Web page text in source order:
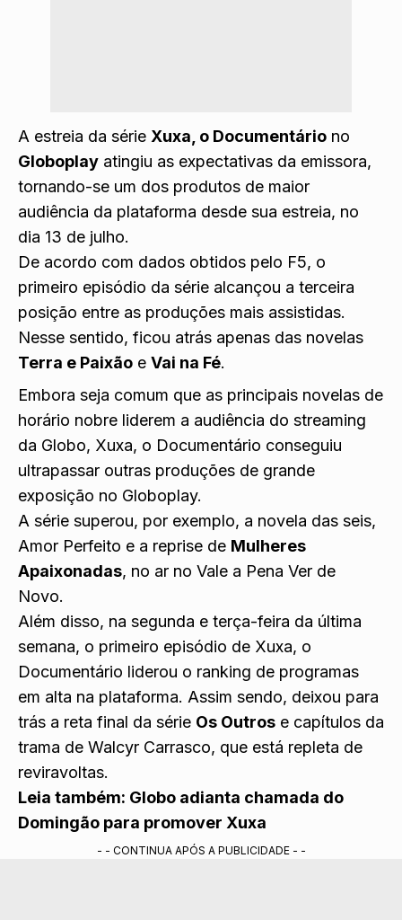
A estreia da série Xuxa, o Documentário no
Globoplay atingiu as expectativas da emissora,
tornando-se um dos produtos de maior
audiência da plataforma desde sua estreia, no
dia 13 de julho.
De acordo com dados obtidos pelo F5, o
primeiro episódio da série alcançou a terceira
posição entre as produções mais assistidas.
Nesse sentido, ficou atrás apenas das novelas
Terra e Paixão e Vai na Fé.
Embora seja comum que as principais novelas de
horário nobre liderem a audiência do streaming
da Globo, Xuxa, o Documentário conseguiu
ultrapassar outras produções de grande
exposição no Globoplay.
A série superou, por exemplo, a novela das seis,
Amor Perfeito e a reprise de Mulheres
Apaixonadas, no ar no Vale a Pena Ver de
Novo.
Além disso, na segunda e terça-feira da última
semana, o primeiro episódio de Xuxa, o
Documentário liderou o ranking de programas
em alta na plataforma. Assim sendo, deixou para
trás a reta final da série Os Outros e capítulos da
trama de Walcyr Carrasco, que está repleta de
reviravoltas.
Leia também: Globo adianta chamada do
Domingão para promover Xuxa
- - CONTINUA APÓS A PUBLICIDADE - -